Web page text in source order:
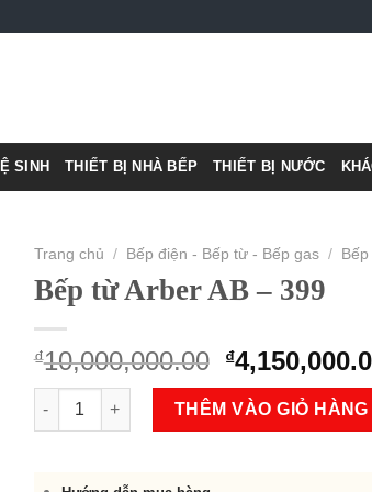
SINH THIẾT BỊ NHÀ BẾP THIẾT BỊ NƯỚC
Trang chủ / Bếp điện - Bếp từ - Bếp gas /
Bếp từ Arber AB – 399
₫10,000,000.00 Original
price
was:
₫
Bếp từ Arber AB - 399 số lượng
THÊM VÀO GIỎ HÀNG